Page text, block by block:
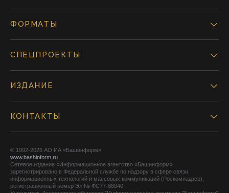
ФОРМАТЫ
СПЕЦПРОЕКТЫ
ИЗДАНИЕ
КОНТАКТЫ
© 1992-2026 АО ИА «Башинформ».
www.bashinform.ru
Сетевое издание «Информационное агентство «Башинформ»
зарегистрировано в Федеральной службе по надзору в сфере связи,
информационных технологий и массовых коммуникаций (Роскомнадзор),
регистрационный номер Эл № ФС77-88040